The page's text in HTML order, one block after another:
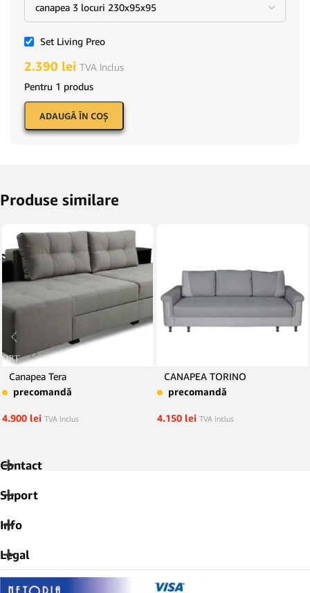
Set Living Preo
2.390 lei TVA Inclus
Pentru 1 produs
ADAUGĂ ÎN COŞ
Produse similare
Canapea Tera
precomandă
4.900 lei TVA Inclus
CANAPEA TORINO
precomandă
4.150 lei TVA Inclus
Contact
Suport
Info
Legal